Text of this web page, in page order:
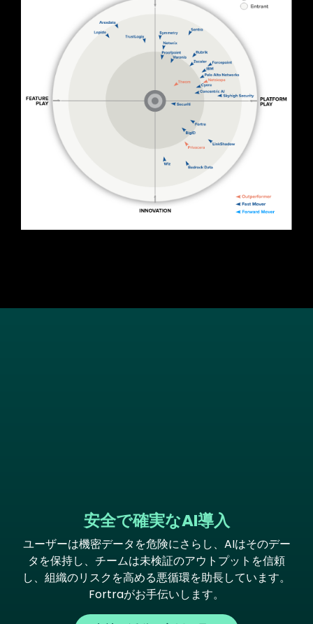
安全で確実なAI導入
ユーザーは機密データを危険にさらし、AIはそのデー
タを保持し、チームは未検証のアウトプットを信頼
し、組織のリスクを高める悪循環を助長しています。
Fortraがお手伝いします。